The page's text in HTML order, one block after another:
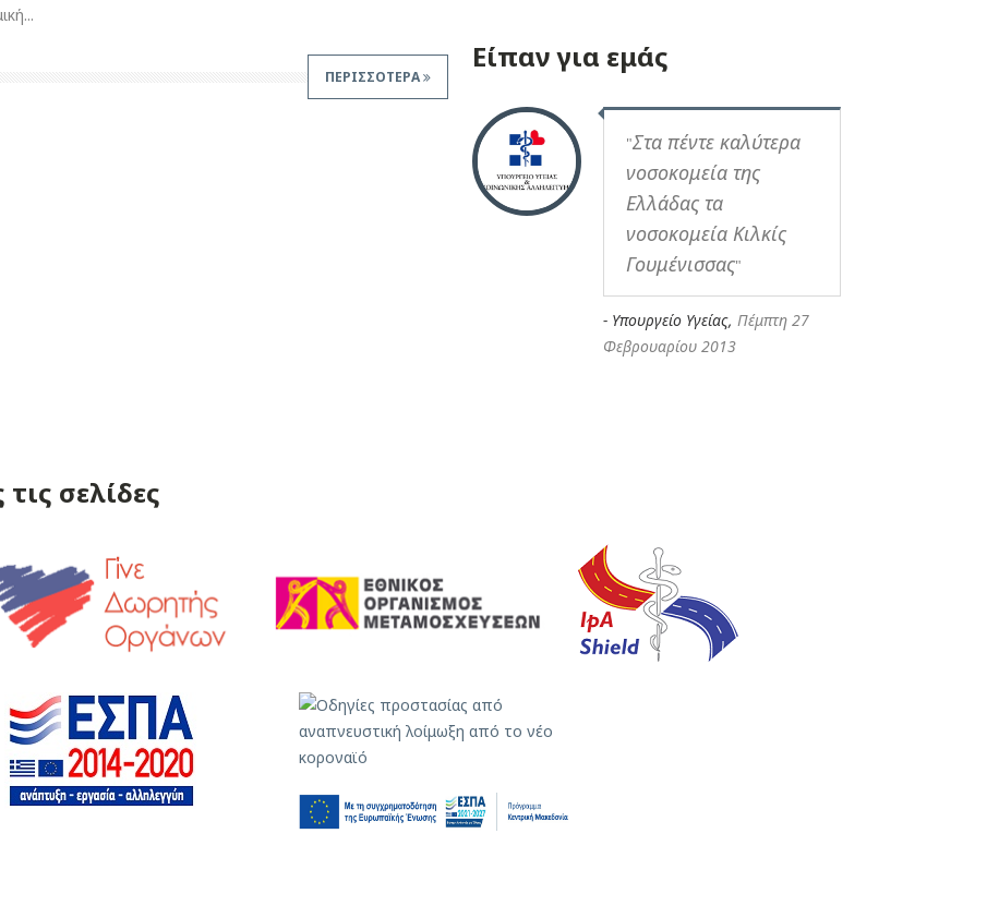
ΠΕΡΙΣΣΟΤΕΡΑ
Είπαν για εμάς
"Στα πέντε καλύτερα
νοσοκομεία της
Ελλάδας τα
νοσοκομεία Κιλκίς
Γουμένισσας"
- Υπουργείο Υγείας, Πέμπτη 27
Φεβρουαρίου 2013
σελίδες